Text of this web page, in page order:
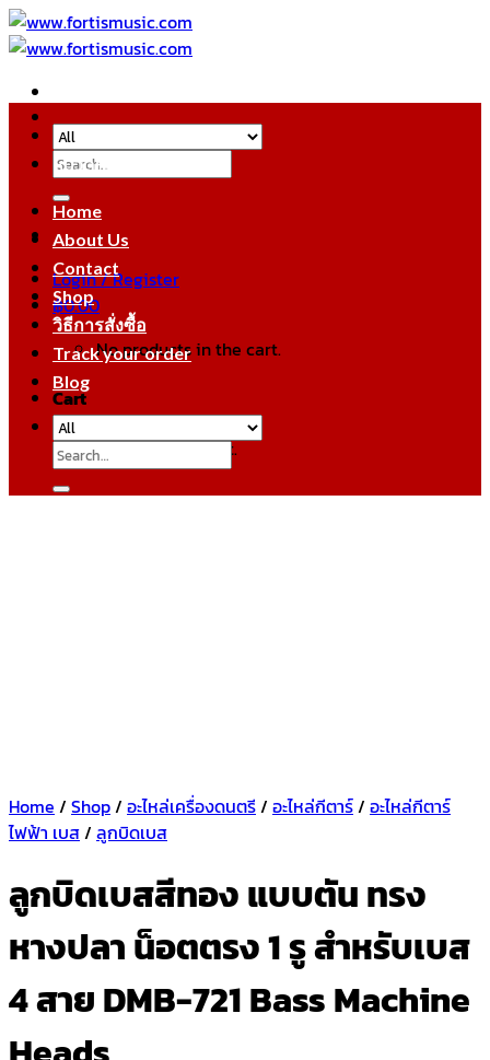
Skip
to
Search
for:
Login / Register
฿0.00
No products in the cart.
Cart
No products in the cart.
หมวดหมู่สินค้า
Home
About Us
Contact
Shop
วิธีการสั่งซื้อ
Track your order
Blog
Search
for:
Home / Shop/ อะไหล่เครื่องดนตรี/ อะไหล่กีตาร์/ อะไหล่กีตาร์
ไฟฟ้า เบส/ ลูกบิดเบส
ลูกบิดเบสสีทอง แบบตัน ทรง
หางปลา น็อตตรง 1 รู สำหรับเบส
4 สาย DMB-721 Bass Machine